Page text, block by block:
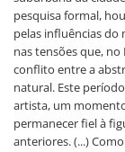
pesquisa formal,
pelas influências do
nas tensões que,
conflito entre a
natural. Este
artista, um
permanecer fiel à
anteriores. (...)